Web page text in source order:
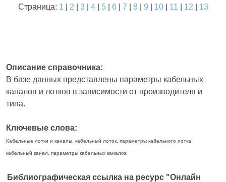
Страница: 1 2 3| 4| 5| 6 7 8| 9 10| 11 12 13
Описание справочника:
В базе данных представлены параметры кабельных
каналов и лотков в зависимости от производителя и
типа.
Ключевые слова:
Кабельные лотки и каналы, кабельный лоток, параметры кабельного лотка,
кабельный канал, параметры кабельных каналов
Библиографическая ссылка на ресурс "Онлайн